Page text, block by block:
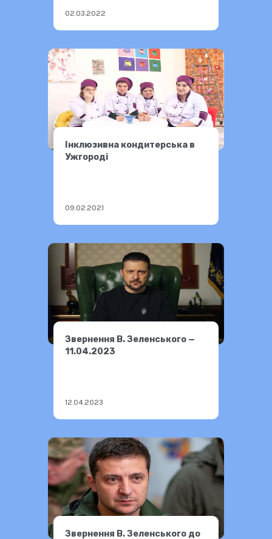
02.03.2022
Інклюзивна кондитерська в
Ужгороді
09.02.2021
Звернення В. Зеленського —
11.04.2023
12.04.2023
Звернення В. Зеленського до